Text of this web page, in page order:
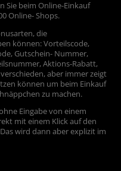
Sie beim Online-Einkauf
Online- Shops.
die
können: Vorteilscode,
Gutschein- Nummer,
Aktions-Rabatt,
aber immer zeigt
können um beim Einkauf
zu machen.
Eingabe von einem
mit einem Klick auf den
wird dann aber explizit im